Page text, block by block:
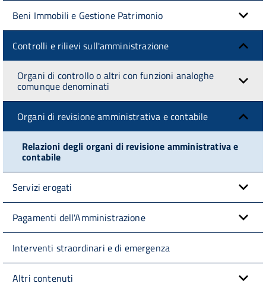
Beni Immobili e Gestione Patrimonio
Controlli e rilievi sull'amministrazione
Organi di controllo o altri con funzioni analoghe
comunque denominati
Organi di revisione amministrativa e contabile
Relazioni degli organi di revisione amministrativa e
contabile
Servizi erogati
Pagamenti dell'Amministrazione
Interventi straordinari e di emergenza
Altri contenuti